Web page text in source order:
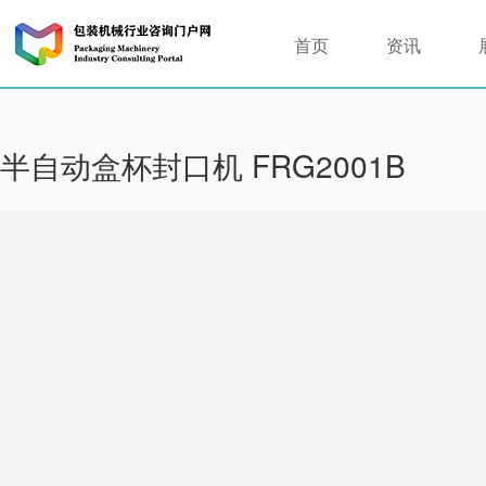
首页 资讯
半自动盒杯封口机 FRG2001B